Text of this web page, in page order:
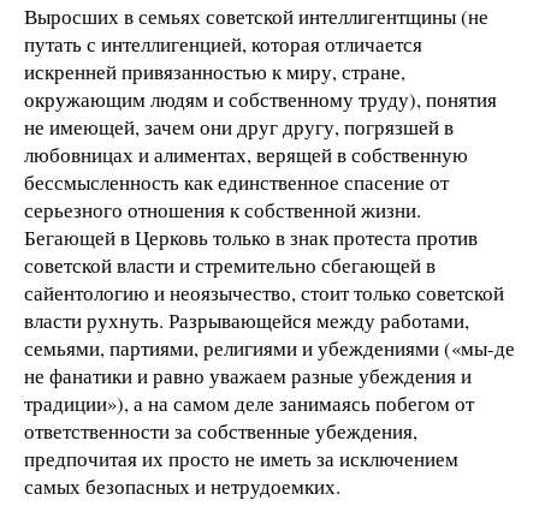
Выросших в семьях советской интеллигентщины (не
путать с интеллигенцией, которая отличается
искренней привязанностью к миру, стране,
окружающим людям и собственному труду), понятия
не имеющей, зачем они друг другу, погрязшей в
любовницах и алиментах, верящей в собственную
бессмысленность как единственное спасение от
серьезного отношения к собственной жизни.
Бегающей в Церковь только в знак протеста против
советской власти и стремительно сбегающей в
сайентологию и неоязычество, стоит только советской
власти рухнуть. Разрывающейся между работами,
семьями, партиями, религиями и убеждениями («мы-де
не фанатики и равно уважаем разные убеждения и
традиции»), а на самом деле занимаясь побегом от
ответственности за собственные убеждения,
предпочитая их просто не иметь за исключением
самых безопасных и нетрудоемких.